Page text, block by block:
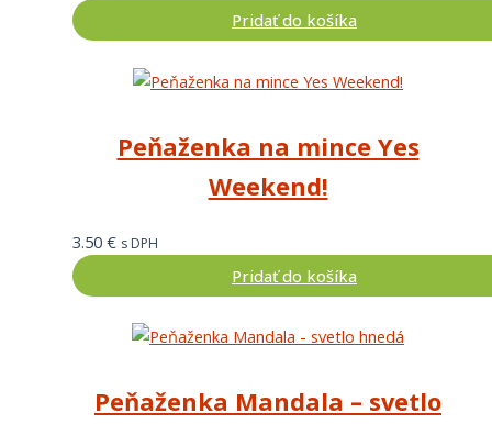
Pridať do košíka
Peňaženka na mince Yes
Weekend!
3.50 € s DPH
Pridať do košíka
Peňaženka Mandala – svetlo